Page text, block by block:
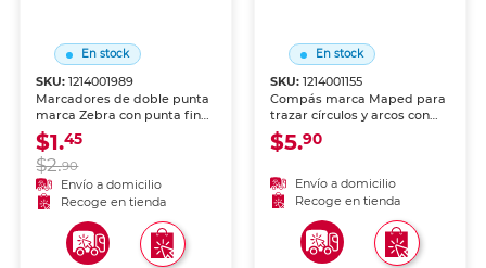
En stock
SKU:1214001989
Marcadores de doble punta
marca Zebra con punta fina
y punta brush. Versátiles
para caligrafía, lettering,
ilustración y arte. Tinta
vibrante de alta cobertura.
$1.45
$2.90
Envío a domicilio
Recoge en tienda
En stock
SKU: 1214001155
Compás marca Maped para
trazar círculos y arcos con
precisión. Ajuste firme y
materiales resistentes, ideal
técnico y arte.
$5.90
Envío a domicilio
Recoge en tienda